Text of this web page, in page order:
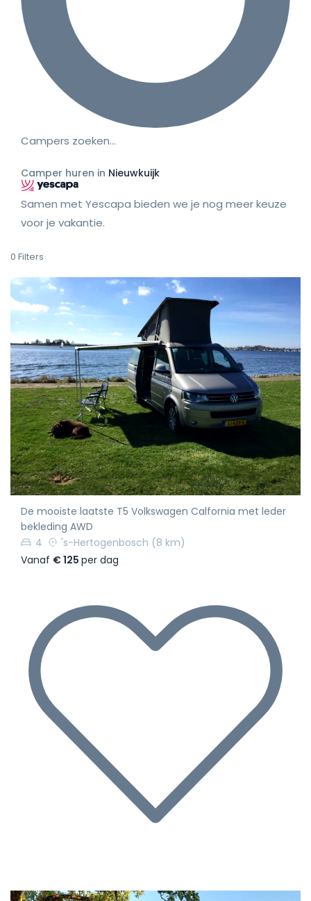
Campers zoeken…
Camper huren in Nieuwkuijk
Samen met Yescapa bieden we je nog meer keuze
voor je vakantie.
0 Filters
De mooiste laatste T5 Volkswagen Calfornia met leder
bekleding AWD
4
's-Hertogenbosch (8 km)
Vanaf € 125 per dag